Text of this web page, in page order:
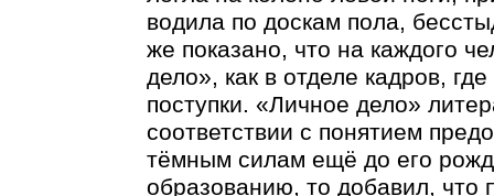
водила по доскам пола,
же показано, что на каждого
дело», как в отделе кадров,
поступки. «Личное дело»
соответствии с понятием
тёмным силам ещё до его
образованию, то добавил, что